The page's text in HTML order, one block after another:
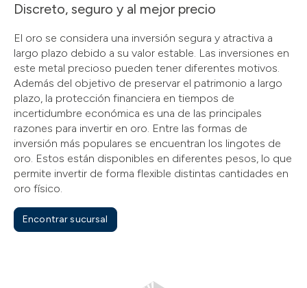
Discreto, seguro y al mejor precio
El oro se considera una inversión segura y atractiva a
largo plazo debido a su valor estable. Las inversiones en
este metal precioso pueden tener diferentes motivos.
Además del objetivo de preservar el patrimonio a largo
plazo, la protección financiera en tiempos de
incertidumbre económica es una de las principales
razones para invertir en oro. Entre las formas de
inversión más populares se encuentran los lingotes de
oro. Estos están disponibles en diferentes pesos, lo que
permite invertir de forma flexible distintas cantidades en
oro físico.
Encontrar sucursal